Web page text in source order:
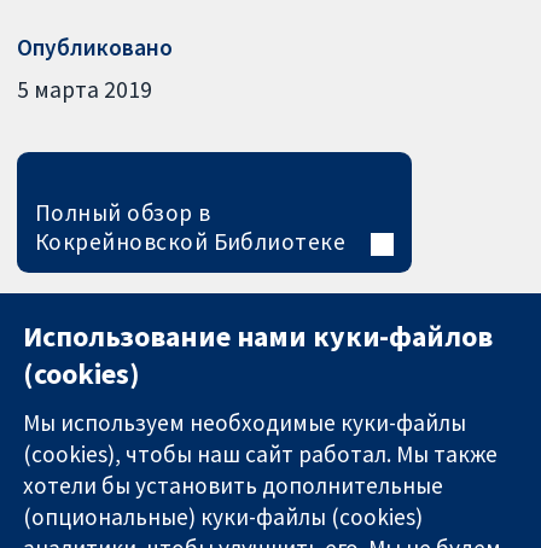
Опубликовано
5 марта 2019
Полный обзор в
Кокрейновской Библиотеке
Использование нами куки-файлов
(cookies)
Мы используем необходимые куки-файлы
(cookies), чтобы наш сайт работал. Мы также
хотели бы установить дополнительные
(опциональные) куки-файлы (cookies)